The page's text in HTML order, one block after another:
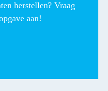
herstellen? Vraag
aan!